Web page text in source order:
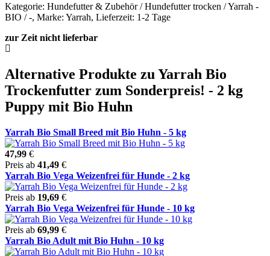
Kategorie: Hundefutter & Zubehör / Hundefutter trocken / Yarrah -
BIO / -, Marke: Yarrah, Lieferzeit: 1-2 Tage
zur Zeit nicht lieferbar
Alternative Produkte zu Yarrah Bio
Trockenfutter zum Sonderpreis! - 2 kg
Puppy mit Bio Huhn
Yarrah Bio Small Breed mit Bio Huhn - 5 kg
47,99 €
Preis ab 41,49 €
Yarrah Bio Vega Weizenfrei für Hunde - 2 kg
Preis ab 19,69 €
Yarrah Bio Vega Weizenfrei für Hunde - 10 kg
Preis ab 69,99 €
Yarrah Bio Adult mit Bio Huhn - 10 kg